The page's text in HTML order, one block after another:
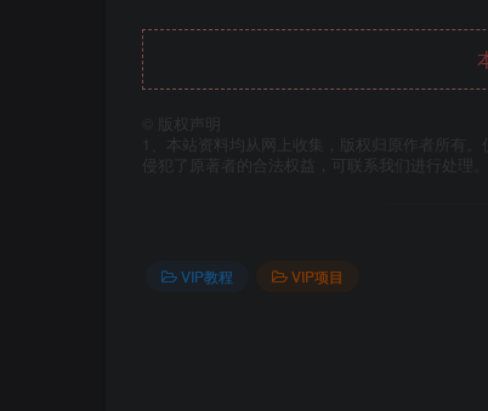
版权声明
1、本站资料均从网上收集，版权归原作者所有
侵犯了原著者的合法权益，可联系我们进行处理。
VIP教程 VIP项目